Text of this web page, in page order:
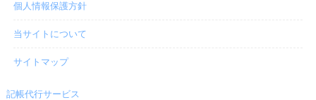
個人情報保護方針
当サイトについて
サイトマップ
記帳代行サービス